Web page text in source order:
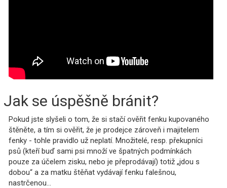
Jak se úspěšně bránit?
Pokud jste slyšeli o tom, že si stačí ověřit fenku kupovaného
štěněte, a tím si ověřit, že je prodejce zároveň i majitelem
fenky - tohle pravidlo už neplatí. Množitelé, resp. překupníci
psů (kteří buď sami psi množí ve špatných podmínkách
pouze za účelem zisku, nebo je přeprodávají) totiž „jdou s
dobou“ a za matku štěňat vydávají fenku falešnou,
nastrčenou...